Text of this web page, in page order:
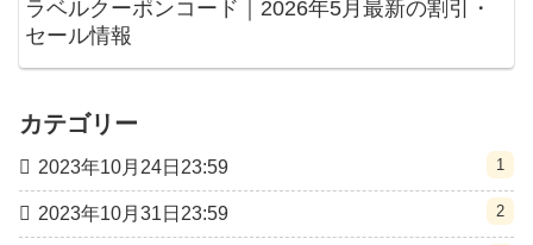
ラベルクーポンコード｜2026年5月最新の割引・
セール情報
カテゴリー
2023年10月24日23:59 1
2023年10月31日23:59 2